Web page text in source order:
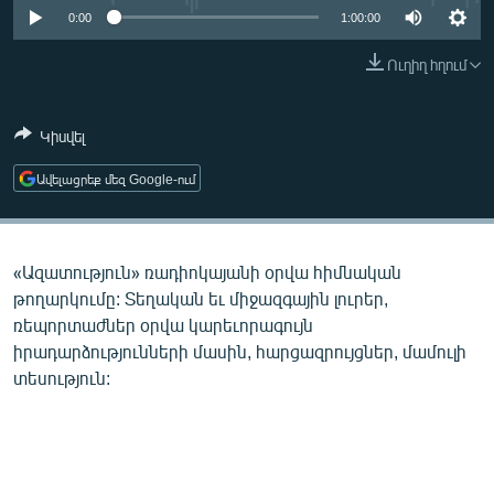
ՄԻՋԱԶԳԱՅԻՆ
ՄԵԿՆԱԲԱՆՈՒԹՅՈՒՆ
ՏՏ ԵՒ ԻՆՏԵՐՆԵՏ
ԿՈՐՈՆԱՎԻՐՈՒՍ
ՏԵՍԱՆՅՈՒԹԵՐ
ԲԱՆԱՎԵՃ
ՁԳՏԵԼՈՎ ԼԱՎԱԳՈՒՅՆԻՆ
0:00 1:00:00
Ուղիղ հղում
Կիսվել
Ավելացրեք մեզ Google-ում
«Ազատություն» ռադիոկայանի օրվա հիմնական
թողարկումը: Տեղական եւ միջազգային լուրեր,
ռեպորտաժներ օրվա կարեւորագույն
իրադարձությունների մասին, հարցազրույցներ, մամուլի
տեսություն: